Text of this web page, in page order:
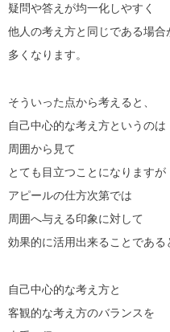
疑問や答えが均一化しやすく
他人の考え方と同じである場合
多くなります。
そういった点から考えると、
自己中心的な考え方というのは
周囲から見て
とても目立つことになりますが
アピールの仕方次第では
周囲へ与える印象に対して
効果的に活用出来ることである
自己中心的な考え方と
客観的な考え方のバランスを